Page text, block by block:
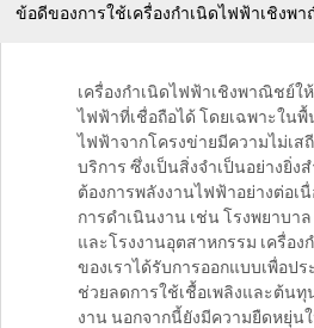
ข้อดีของการใช้เครื่องกำเนิดไฟฟ้าเชิงพ
เครื่องกำเนิดไฟฟ้าเชิงพาณิชย์ใ
ไฟฟ้าที่เชื่อถือได้ โดยเฉพาะใน
ไฟฟ้าจากโครงข่ายมีความไม่เส
บริการ ซึ่งเป็นสิ่งจำเป็นอย่างยิ่ง
ต้องการพลังงานไฟฟ้าอย่างต่อเนื่
การดำเนินงาน เช่น โรงพยาบา
และโรงงานอุตสาหกรรม เครื่อง
ของเราได้รับการออกแบบเพื่อป
ช่วยลดการใช้เชื้อเพลิงและต้นทุ
งาน นอกจากนี้ยังมีความยืดหยุ่น